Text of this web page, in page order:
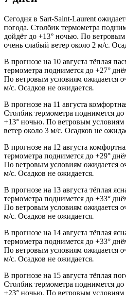
Сегодня в Sart-Saint-Laurent
погода. Столбик термометра
дойдёт до +13° ночью. По
очень слабый ветер около 2 м/с.
В прогнозе на 10 августа тёплая
термометра поднимется до +27°
По ветровым условиям ожидается
м/с. Осадков не ожидается.
В прогнозе на 11 августа
Столбик термометра поднимется
+13° ночью. По ветровым условиям
ветер около 3 м/с. Осадков не
В прогнозе на 12 августа
термометра поднимется до +29°
По ветровым условиям ожидается
м/с. Осадков не ожидается.
В прогнозе на 13 августа тёплая
термометра поднимется до +33°
По ветровым условиям ожидается
м/с. Осадков не ожидается.
В прогнозе на 14 августа тёплая
термометра поднимется до +33°
По ветровым условиям ожидается
м/с. Осадков не ожидается.
В прогнозе на 15 августа тёплая
Столбик термометра поднимется
+23° ночью. По ветровым условиям